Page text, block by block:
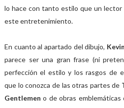
lo hace con tanto estilo que un
este entretenimiento.
En cuanto al apartado del dibujo,
parece ser una gran frase (ni
perfección el estilo y los rasgos de
que lo conozca de las otras partes de
Gentlemen o de obras emblemáticas